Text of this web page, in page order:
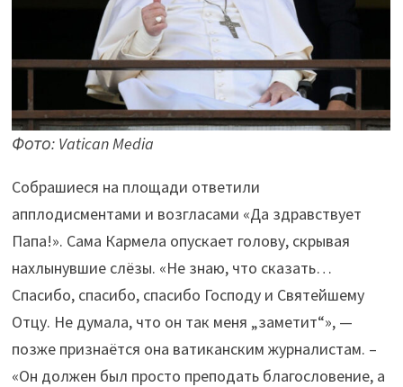
Фото: Vatican Media
Собрашиеся на площади ответили
апплодисментами и возгласами «Да здравствует
Папа!». Сама Кармела опускает голову, скрывая
нахлынувшие слёзы. «Не знаю, что сказать…
Спасибо, спасибо, спасибо Господу и Святейшему
Отцу. Не думала, что он так меня „заметит“», —
позже признаётся она ватиканским журналистам. –
«Он должен был просто преподать благословение, а